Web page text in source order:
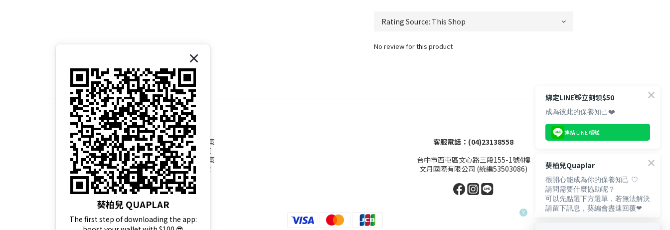
No review for this product
退換貨政策
運送政策
隱私權政策
服務條款
客服電話：(04)23138558
台中市西屯區文心路三段155-1號4樓
文月國際有限公司 (統編53503086)
綁定LINE👋立刻領$50
成為彼此的保養知己❤️
連結 LINE 帳號
葵柏兒Quaplar
很開心能成為你的保養知己 ♡
請問需要什麼協助呢？
可以先點選下方選單，若無法解決
請留下訊息，葵編會盡速回覆❤
葵柏兒 QUAPLAR
The first step of downloading the app: